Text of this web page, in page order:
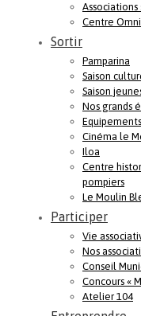
Associations
Centre
Sortir
Pamparina
Saison
Saison
Nos grands
Cinéma le
Iloa
Centre
pompiers
Le Moulin
Participer
Vie
Nos
Conseil
Concours «
Atelier 104